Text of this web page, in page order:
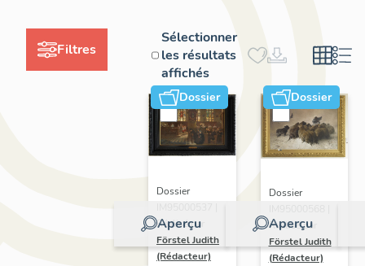
Filtres
Sélectionner
les résultats
affichés
Dossier
Aperçu
Dossier
Réalisé par
Förstel Judith
(Rédacteur)
Dossier
Aperçu
Dossier
Réalisé par
Förstel Judith
(Rédacteur)